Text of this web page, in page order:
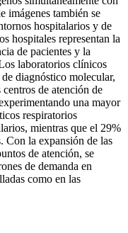
imágenes también se
hospitalarios y de
hospitales representan la
de pacientes y la
laboratorios clínicos
diagnóstico molecular,
de atención de
una mayor
respiratorios
mientras que el 29%
Con la expansión de las
de atención, se
de demanda en
como en las